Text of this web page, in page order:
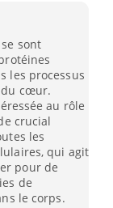
sont
les processus
du cœur.
au rôle
crucial
les
qui agit
pour de
de
le corps.